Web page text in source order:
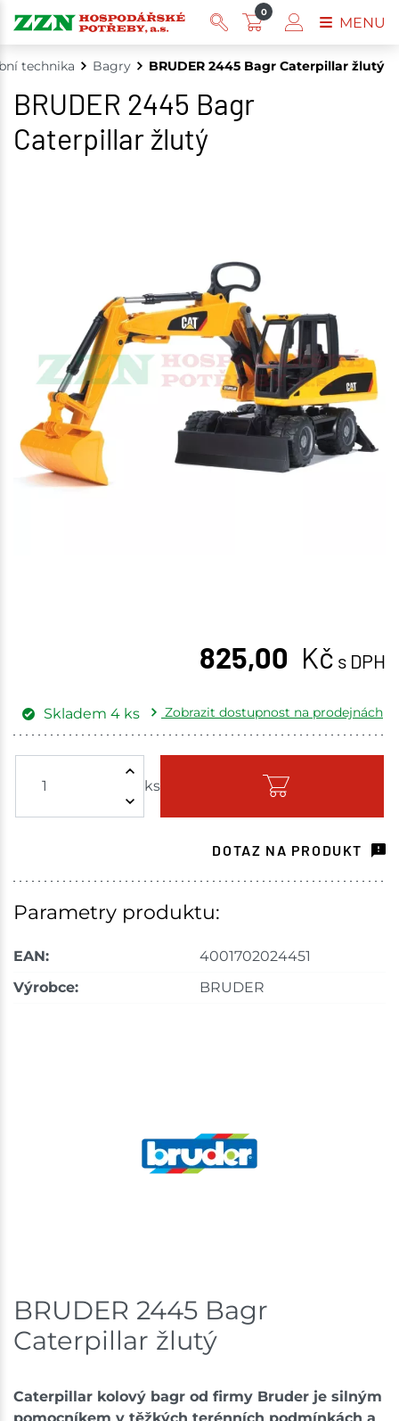
technika Bagry BRUDER 2445 Bagr Caterpillar žlutý
BRUDER 2445 Bagr
Caterpillar žlutý
825,00 Kč s DPH
ks
Skladem 4 ks
Zobrazit dostupnost na prodejnách
Skladem - ihned k odeslání
Skuteč 1 ks
Nové Město
DOTAZ NA PRODUKT
Parametry produktu:
EAN:
4001702024451
Výrobce:
BRUDER
BRUDER 2445 Bagr
Caterpillar žlutý
Caterpillar kolový bagr od firmy Bruder je silným
0
MENU